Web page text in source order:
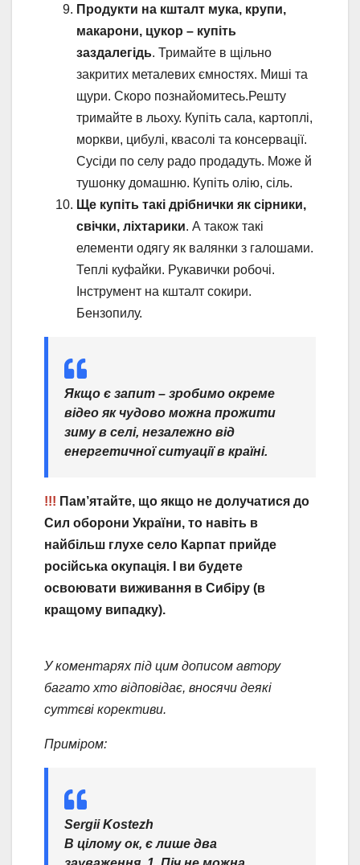
Продукти на кшталт мука, крупи,
макарони, цукор – купіть
заздалегідь. Тримайте в щільно
закритих металевих ємностях. Миші та
щури. Скоро познайомитесь.Решту
тримайте в льоху. Купіть сала, картоплі,
моркви, цибулі, квасолі та консервації.
Сусіди по селу радо продадуть. Може й
тушонку домашню. Купіть олію, сіль.
Ще купіть такі дрібнички як сірники,
свічки, ліхтарики. А також такі
елементи одягу як валянки з галошами.
Теплі куфайки. Рукавички робочі.
Інструмент на кшталт сокири.
Бензопилу.
Якщо є запит – зробимо окреме
відео як чудово можна прожити
зиму в селі, незалежно від
енергетичної ситуації в країні.
!!! Пам’ятайте, що якщо не долучатися до
Сил оборони України, то навіть в
найбільш глухе село Карпат прийде
російська окупація. І ви будете
освоювати виживання в Сибіру (в
кращому випадку).
У коментарях під цим дописом автору
багато хто відповідає, вносячи деякі
суттєві корективи.
Приміром:
Sergii Kostezh
В цілому ок, є лише два